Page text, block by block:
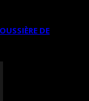
DE